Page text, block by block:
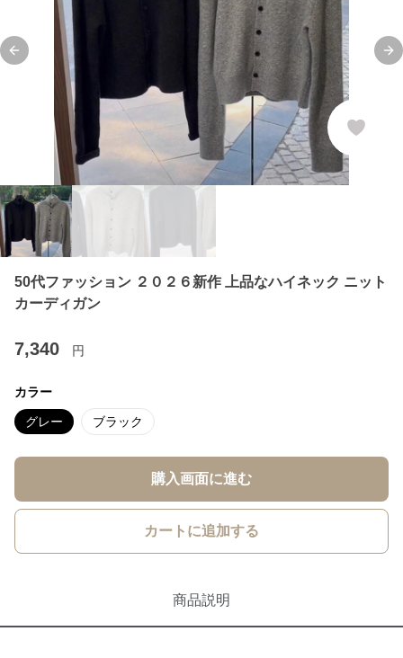
Previous slide
50代ファッション ２０２６新作 上品なハイネック ニット
カーディガン
7,340 円
カラー
グレー ブラック
購入画面に進む
カートに追加する
商品説明